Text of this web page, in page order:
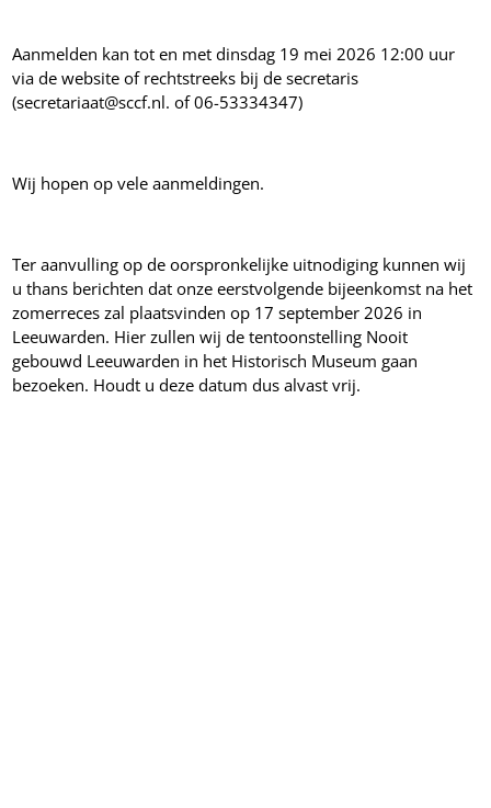
Aanmelden kan tot en met dinsdag 19 mei 2026 12:00 uur
via de website of rechtstreeks bij de secretaris
(secretariaat@sccf.nl. of 06-53334347)
Wij hopen op vele aanmeldingen.
Ter aanvulling op de oorspronkelijke uitnodiging kunnen wij
u thans berichten dat onze eerstvolgende bijeenkomst na het
zomerreces zal plaatsvinden op 17 september 2026 in
Leeuwarden. Hier zullen wij de tentoonstelling Nooit
gebouwd Leeuwarden in het Historisch Museum gaan
bezoeken. Houdt u deze datum dus alvast vrij.